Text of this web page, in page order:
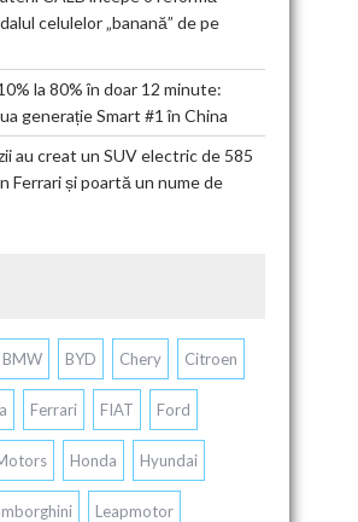
celulelor „banană” de pe
la 80% în doar 12 minute:
generație Smart #1 în China
au creat un SUV electric de 585
Ferrari și poartă un nume de
BMW BYD Chery Citroen
Ferrari FIAT Ford
Honda Hyundai
Leapmotor